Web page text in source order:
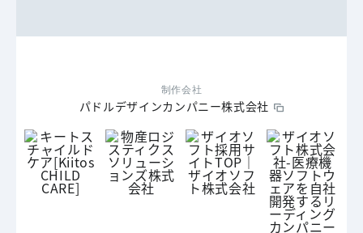
制作会社
パドルデザインカンパニー株式会社